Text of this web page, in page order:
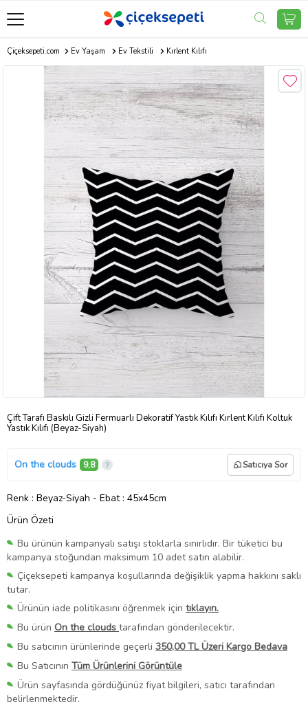
Çiçeksepeti.com Ev Yaşam Ev Tekstili Kırlent Kılıfı
Çift Tarafı Baskılı Gizli Fermuarlı Dekoratif Yastık Kılıfı Kırlent Kılıfı Koltuk
Yastık Kılıfı (Beyaz-Siyah)
On the clouds 9,8 Satıcıya Sor
Renk : Beyaz-Siyah - Ebat : 45x45cm
Ürün Özeti
Bu ürünün kampanyalı satışı stoklarla sınırlıdır. Bir tüketici bu
kampanya stoğundan maksimum 10 adet satın alabilir.
Çiçeksepeti kampanya koşullarında değişiklik yapma hakkını saklı
tutar.
Ürünün iade politikasını öğrenmek için tıklayın.
Bu ürün On the clouds tarafından gönderilecektir.
Bu satıcının ürünlerinde geçerli 350,00 TL Üzeri Kargo Bedava
Bu Satıcının Tüm Ürünlerini Görüntüle
Ürün sayfasında gördüğünüz fiyat bilgileri, satıcı tarafından
belirlenmektedir.